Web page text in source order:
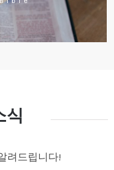
식
려드립니다!